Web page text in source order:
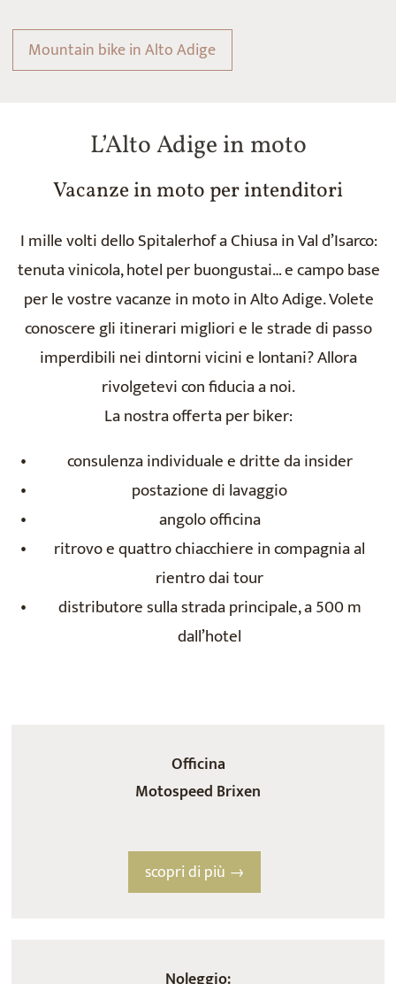
Mountain bike in Alto Adige
L’Alto Adige in moto
Vacanze in moto per intenditori
I mille volti dello Spitalerhof a Chiusa in Val d’Isarco:
tenuta vinicola, hotel per buongustai… e campo base
per le vostre vacanze in moto in Alto Adige. Volete
conoscere gli itinerari migliori e le strade di passo
imperdibili nei dintorni vicini e lontani? Allora
rivolgetevi con fiducia a noi.
La nostra offerta per biker:
consulenza individuale e dritte da insider
postazione di lavaggio
angolo officina
ritrovo e quattro chiacchiere in compagnia al
rientro dai tour
distributore sulla strada principale, a 500 m
dall’hotel
Officina
Motospeed Brixen
scopri di più →